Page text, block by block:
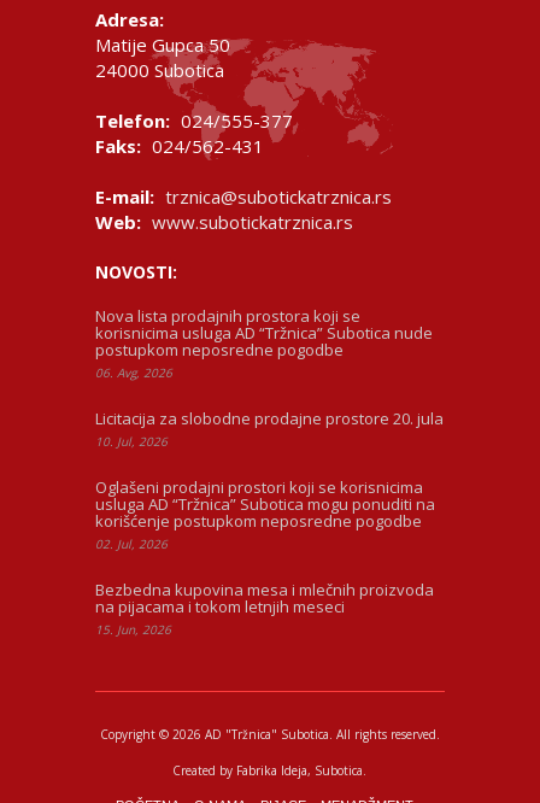
Adresa:
Matije Gupca 50
24000 Subotica
Telefon: 024/555-377
Faks: 024/562-431
E-mail: trznica@subotickatrznica.rs
Web: www.subotickatrznica.rs
NOVOSTI:
Nova lista prodajnih prostora koji se
korisnicima usluga AD “Tržnica” Subotica nude
postupkom neposredne pogodbe
06. Avg, 2026
Licitacija za slobodne prodajne prostore 20. jula
10. Jul, 2026
Oglašeni prodajni prostori koji se korisnicima
usluga AD “Tržnica” Subotica mogu ponuditi na
korišćenje postupkom neposredne pogodbe
02. Jul, 2026
Bezbedna kupovina mesa i mlečnih proizvoda
na pijacama i tokom letnjih meseci
15. Jun, 2026
Copyright © 2026 AD "Tržnica" Subotica. All rights reserved.
Created by Fabrika Ideja, Subotica.